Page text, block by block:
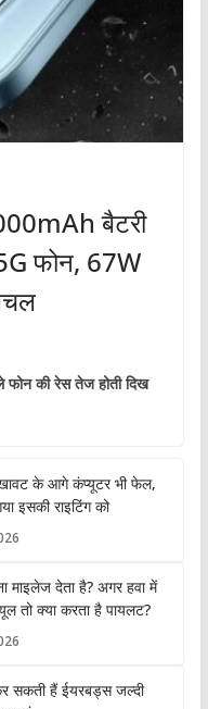
बैटरी
फोन, 67W
फोन की रेस तेज होती दिख
के आगे कंप्यूटर भी फेल,
इसकी राइटिंग को
माइलेज देता है? अगर हवा में
तो क्या करता है पायलट?
सकती हैं ईयरबड्स जल्दी